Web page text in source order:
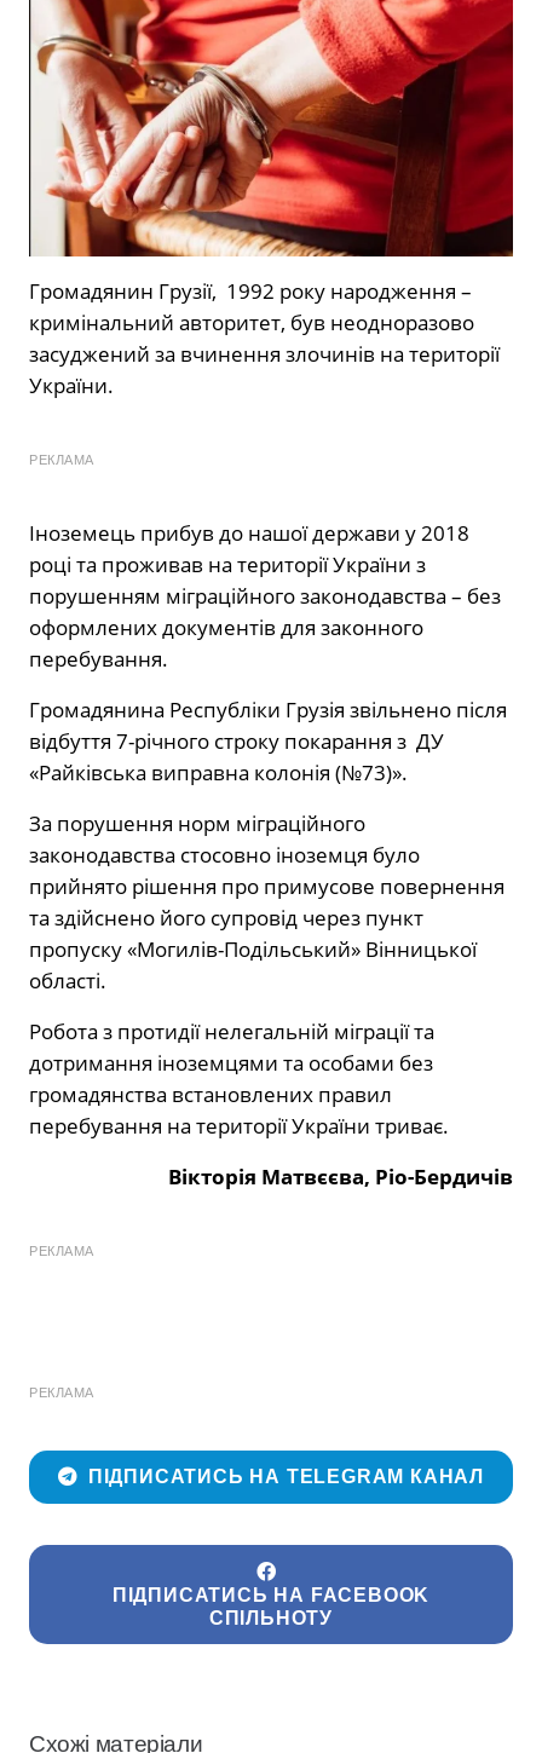
Громадянин Грузії, 1992 року народження –
кримінальний авторитет, був неодноразово
засуджений за вчинення злочинів на території
України.
РЕКЛАМА
Іноземець прибув до нашої держави у 2018
році та проживав на території України з
порушенням міграційного законодавства – без
оформлених документів для законного
перебування.
Громадянина Республіки Грузія звільнено після
відбуття 7-річного строку покарання з ДУ
«Райківська виправна колонія (№73)».
За порушення норм міграційного
законодавства стосовно іноземця було
прийнято рішення про примусове повернення
та здійснено його супровід через пункт
пропуску «Могилів-Подільський» Вінницької
області.
Робота з протидії нелегальній міграції та
дотримання іноземцями та особами без
громадянства встановлених правил
перебування на території України триває.
Вікторія Матвєєва, Ріо-Бердичів
РЕКЛАМА
РЕКЛАМА
ПІДПИСАТИСЬ НА TELEGRAM КАНАЛ
ПІДПИСАТИСЬ НА FACEBOOK
СПІЛЬНОТУ
Схожі матеріали